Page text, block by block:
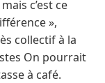
c’est ce
»,
collectif à la
On pourrait
à café.